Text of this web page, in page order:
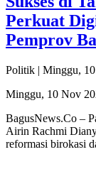
Perkuat
Pemprov
Politik | Minggu,
Minggu, 10 Nov
BagusNews.Co –
Airin Rachmi
reformasi birokasi